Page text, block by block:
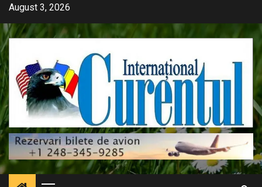
Skip
content
August 3, 2026